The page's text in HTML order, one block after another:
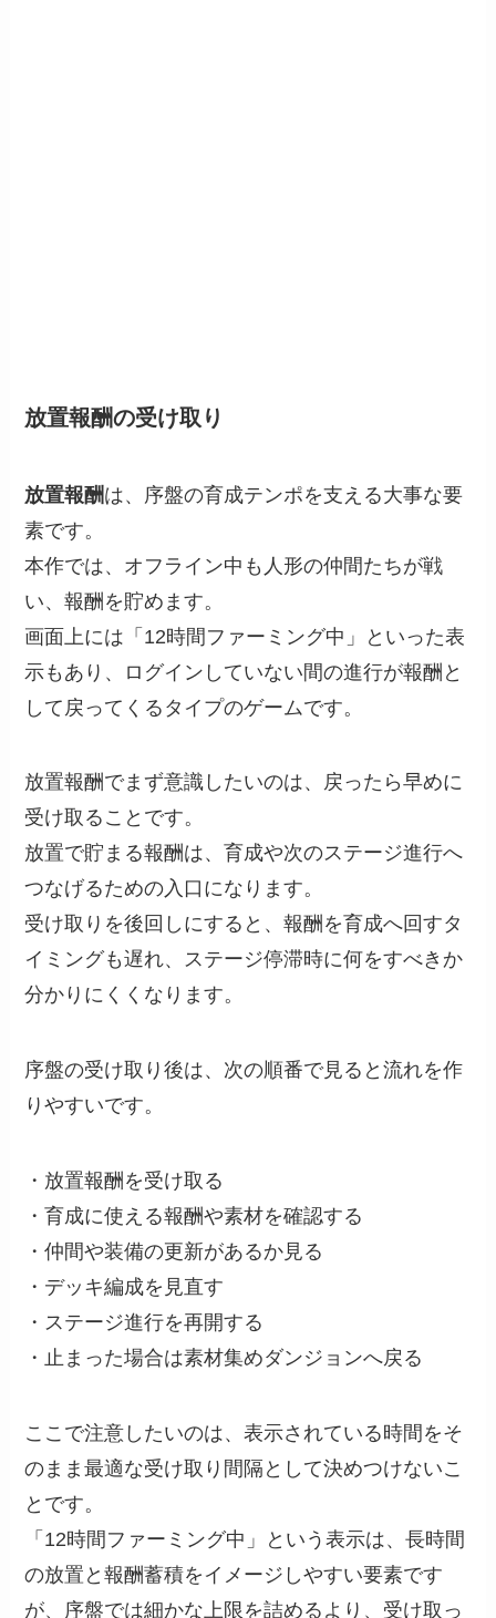
放置報酬の受け取り
放置報酬は、序盤の育成テンポを支える大事な要
素です。
本作では、オフライン中も人形の仲間たちが戦
い、報酬を貯めます。
画面上には「12時間ファーミング中」といった表
示もあり、ログインしていない間の進行が報酬と
して戻ってくるタイプのゲームです。
放置報酬でまず意識したいのは、戻ったら早めに
受け取ることです。
放置で貯まる報酬は、育成や次のステージ進行へ
つなげるための入口になります。
受け取りを後回しにすると、報酬を育成へ回すタ
イミングも遅れ、ステージ停滞時に何をすべきか
分かりにくくなります。
序盤の受け取り後は、次の順番で見ると流れを作
りやすいです。
・放置報酬を受け取る
・育成に使える報酬や素材を確認する
・仲間や装備の更新があるか見る
・デッキ編成を見直す
・ステージ進行を再開する
・止まった場合は素材集めダンジョンへ戻る
ここで注意したいのは、表示されている時間をそ
のまま最適な受け取り間隔として決めつけないこ
とです。
「12時間ファーミング中」という表示は、長時間
の放置と報酬蓄積をイメージしやすい要素です
が、序盤では細かな上限を詰めるより、受け取っ